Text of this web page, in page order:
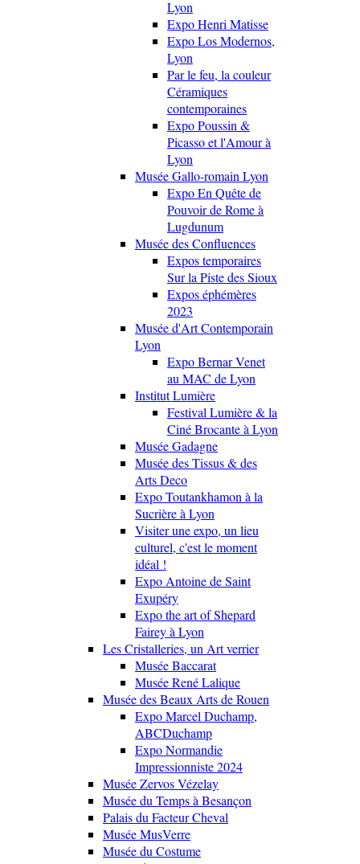
Lyon
Expo Henri Matisse
Expo Los Modernos,
Lyon
Par le feu, la couleur
Céramiques
contemporaines
Expo Poussin &
Picasso et l'Amour à
Lyon
Musée Gallo-romain Lyon
Expo En Quête de
Pouvoir de Rome à
Lugdunum
Musée des Confluences
Expos temporaires
Sur la Piste des Sioux
Expos éphémères
2023
Musée d'Art Contemporain
Lyon
Expo Bernar Venet
au MAC de Lyon
Institut Lumière
Festival Lumière & la
Ciné Brocante à Lyon
Musée Gadagne
Musée des Tissus & des
Arts Deco
Expo Toutankhamon à la
Sucrière à Lyon
Visiter une expo, un lieu
culturel, c'est le moment
idéal !
Expo Antoine de Saint
Exupéry
Expo the art of Shepard
Fairey à Lyon
Les Cristalleries, un Art verrier
Musée Baccarat
Musée René Lalique
Musée des Beaux Arts de Rouen
Expo Marcel Duchamp,
ABCDuchamp
Expo Normandie
Impressionniste 2024
Musée Zervos Vézelay
Musée du Temps à Besançon
Palais du Facteur Cheval
Musée MusVerre
Musée du Costume